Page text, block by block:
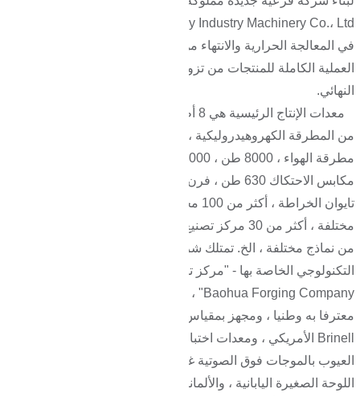
في المعالجة الحرارية والانتهاء من المطروقات ، وتدرك تغطية
العملية الكاملة للمنتجات من تزوير الفراغات إلى تسليم المنتج
النهائي.
من المطرقة الكهروهيدروليكية ، مطرقة الخشب الرقائقي الكبيرة ،
مكابس الاحتكاك 630 طن ، فرن المعالجة الحرارية للجرس ، أفران
تايوان الخراطة ، أكثر من 100 مخرطة رأسية وأفقية من نماذج
مختلفة ، أكثر من 30 مركز تصنيع رأسي وأفقي وصانعي التروس
من نماذج مختلفة ، الخ. تمتلك شركتنا مؤسسة البحث والتطوير
Baohua Forging Company" ، وقد أنشأت مختبرا فيزيائيا وكيميائيا
معترفا به وطنيا ، ومجهز بمقياس الطيف الألماني ، واختبار صلابة
Brinell الأمريكي ، ومعدات اختبار تأثير الشد ، ومعدات الكشف عن
العيوب بالموجات فوق الصوتية غير المدمرة ، ومقياس توصيف
اللوحة الصغيرة اليابانية ، والألمانية زايس ثلاثية الإحداثيات ، وأداة